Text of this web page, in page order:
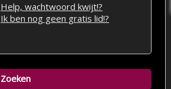
Help, wachtwoord kwijt!?
Ik ben nog geen gratis lid!?
Zoeken